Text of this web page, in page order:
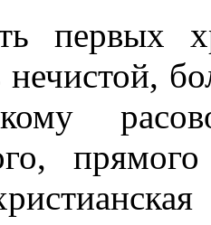
первых
нечистой,